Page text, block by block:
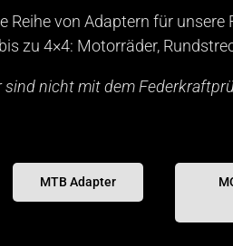
Reihe von Adaptern für
zu 4×4: Motorräder,
sind nicht mit dem
MTB Adapter